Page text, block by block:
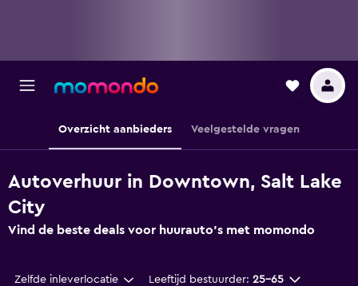
Overzicht aanbieders Veelgestelde vragen
Autoverhuur in Downtown, Salt Lake
City
Vind de beste deals voor huurauto's met momondo
Zelfde inleverlocatie Leeftijd bestuurder: 25-65